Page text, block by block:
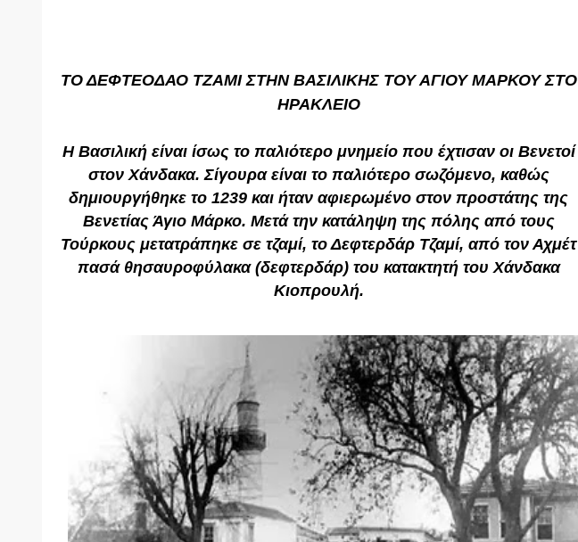
ΤΟ ΔΕΦΤΕΟΔΑΟ ΤΖΑΜΙ ΣΤΗΝ ΒΑΣΙΛΙΚΗΣ ΤΟΥ ΑΓΙΟΥ ΜΑΡΚΟΥ ΣΤΟ
ΗΡΑΚΛΕΙΟ
Η Βασιλική είναι ίσως το παλιότερο μνημείο που έχτισαν οι Βενετοί
στον Χάνδακα. Σίγουρα είναι το παλιότερο σωζόμενο, καθώς
δημιουργήθηκε το 1239 και ήταν αφιερωμένο στον προστάτης της
Βενετίας Άγιο Μάρκο. Μετά την κατάληψη της πόλης από τους
Τούρκους μετατράπηκε σε τζαμί, το Δεφτερδάρ Τζαμί, από τον Αχμέτ
πασά θησαυροφύλακα (δεφτερδάρ) του κατακτητή του Χάνδακα
Κιοπρουλή.